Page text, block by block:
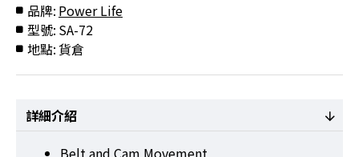
品牌: Power Life
型號: SA-72
地點:貨倉
詳細介紹